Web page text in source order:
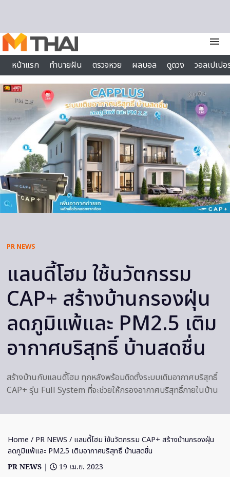
menu
หน้าแรก
ทำนายฝัน ตรวจหวย ผลบอล ดูดวง
วอลเปเป
ไลฟ์สไตล์
PR NEWS
แลนดี้โฮม ใช้นวัตกรรม
CAP+ สร้างบ้านกรองฝุ่น
ลดภูมิแพ้และ PM2.5 เติม
อากาศบริสุทธิ์ บ้านสดชื่น
สร้างบ้านกับแลนดี้โฮม ทุกหลังพร้อมติดตั้งระบบเติมอากาศบริสุทธิ์
CAP+ รุ่น Full System ที่จะช่วยให้กรองอากาศบริสุทธิ์ภายในบ้าน
Home / PR NEWS / แลนดี้โฮม ใช้นวัตกรรม CAP+ สร้างบ้านกรองฝุ่น
ลดภูมิแพ้และ PM2.5 เติมอากาศบริสุทธิ์ บ้านสดชื่น
PR NEWS |
19 เม.ย. 2023